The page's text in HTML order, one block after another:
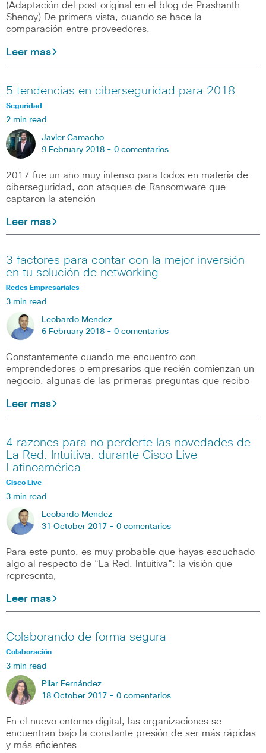
(Adaptación del post original en el blog de Prashanth
Shenoy) De primera vista, cuando se hace la
comparación entre proveedores,
Leer mas
5 tendencias en ciberseguridad para 2018
Seguridad
2 min read
Javier Camacho
9 February 2018 - 0 comentarios
2017 fue un año muy intenso para todos en materia de
ciberseguridad, con ataques de Ransomware que
captaron la atención
Leer mas
3 factores para contar con la mejor inversión
en tu solución de networking
Redes Empresariales
3 min read
Leobardo Mendez
6 February 2018 - 0 comentarios
Constantemente cuando me encuentro con
emprendedores o empresarios que recién comienzan un
negocio, algunas de las primeras preguntas que recibo
Leer mas
4 razones para no perderte las novedades de
La Red. Intuitiva. durante Cisco Live
Latinoamérica
Cisco Live
3 min read
Leobardo Mendez
31 October 2017 - 0 comentarios
Para este punto, es muy probable que hayas escuchado
algo al respecto de “La Red. Intuitiva”: la visión que
representa,
Leer mas
Colaborando de forma segura
Colaboración
3 min read
Pilar Fernández
18 October 2017 - 0 comentarios
En el nuevo entorno digital, las organizaciones se
encuentran bajo la constante presión de ser más rápidas
y más eficientes